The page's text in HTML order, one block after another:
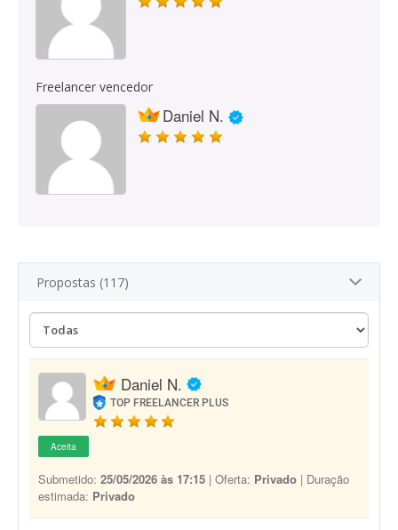
Freelancer vencedor
Daniel N.
Propostas (117)
Daniel N.
TOP FREELANCER PLUS
Aceita
Submetido: 25/05/2026 às 17:15 | Oferta: Privado | Duração
estimada: Privado